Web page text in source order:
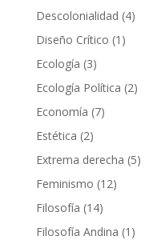
Descolonialidad 44
Diseño Crítico 1 1
Ecología 33
productos
Ecología Política 22
Economía 77
Estética 22
productos
Extrema derecha 55
Feminismo 1212
Filosofía 1414
productos
Filosofía Andina 1 1